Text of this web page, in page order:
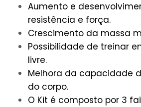
Aumento e
resistência e força.
Crescimento da massa
Possibilidade de treinar
livre.
Melhora da capacidade
do corpo.
O Kit é composto por 3